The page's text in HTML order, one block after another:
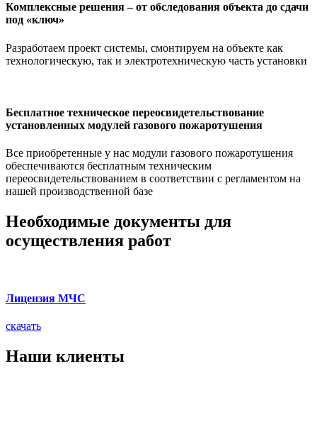
Комплексные решения – от обследования объекта до сдачи
под «ключ»
Разработаем проект системы, смонтируем на объекте как
технологическую, так и электротехническую часть установки
Бесплатное техническое переосвидетельствование
установленных модулей газового пожаротушения
Все приобретенные у нас модули газового пожаротушения
обеспечиваются бесплатным техническим
переосвидетельствованием в соответствии с регламентом на
нашей производственной базе
Необходимые документы для
осуществления работ
Лицензия МЧС
скачать
Наши клиенты